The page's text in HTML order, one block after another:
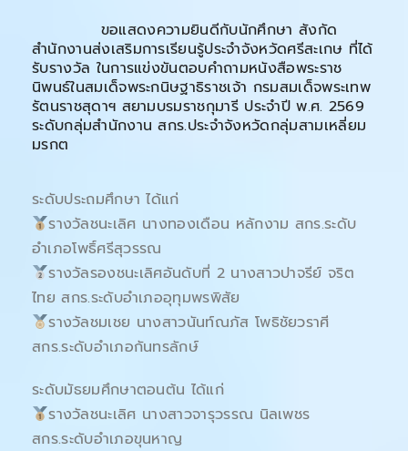
ขอแสดงความยินดีกับนักศึกษา สังกัด
สำนักงานส่งเสริมการเรียนรู้ประจำจังหวัดศรีสะเกษ ที่ได้
รับรางวัล ในการแข่งขันตอบคำถามหนังสือพระราช
นิพนธ์ในสมเด็จพระกนิษฐาธิราชเจ้า กรมสมเด็จพระเทพ
รัตนราชสุดาฯ สยามบรมราชกุมารี ประจำปี พ.ศ. 2569
ระดับกลุ่มสำนักงาน สกร.ประจำจังหวัดกลุ่มสามเหลี่ยม
มรกต
ระดับประถมศึกษา ได้แก่
รางวัลชนะเลิศ นางทองเดือน หลักงาม สกร.ระดับ
อำเภอโพธิ์ศรีสุวรรณ
รางวัลรองชนะเลิศอันดับที่ 2 นางสาวปาจรีย์ จริต
ไทย สกร.ระดับอำเภออุทุมพรพิสัย
รางวัลชมเชย นางสาวนันท์ณภัส โพธิชัยวราศี
สกร.ระดับอำเภอกันทรลักษ์
ระดับมัธยมศึกษาตอนต้น ได้แก่
รางวัลชนะเลิศ นางสาวจารุวรรณ นิลเพชร
สกร.ระดับอำเภอขุนหาญ